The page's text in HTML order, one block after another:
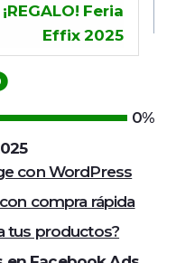
¡REGALO! Feria
Effix 2025
0%
con WordPress
compra rápida
tus productos?